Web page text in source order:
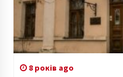
8 років ago